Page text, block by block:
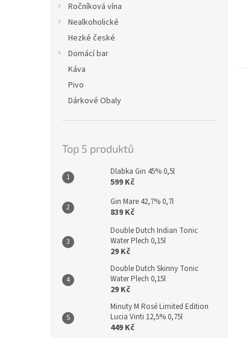
Ročníková vína
Nealkoholické
Hezké české
Domácí bar
Káva
Pivo
Dárkové Obaly
Top 5 produktů
Dlabka Gin 45% 0,5l
599 Kč
Gin Mare 42,7% 0,7l
839 Kč
Double Dutch Indian Tonic
Water Plech 0,15l
29 Kč
Double Dutch Skinny Tonic
Water Plech 0,15l
29 Kč
Minuty M Rosé Limited Edition
Lucia Vinti 12,5% 0,75l
449 Kč